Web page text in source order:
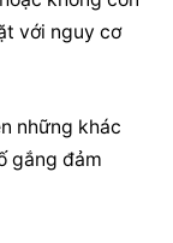
với nguy cơ
những khác
gắng đảm